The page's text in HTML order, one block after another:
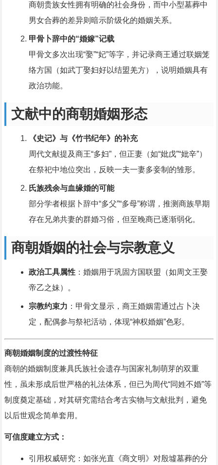
商朝贵族女性拥有明确的社会身份，而中小型墓葬中
男女合葬的差异则暗示阶级化的婚姻关系。
甲骨卜辞中的“婚嫁”记载
甲骨文多次出现“娶”“妃”等字，并记录商王通过联姻笼
络方国（如武丁娶妇好以结盟羌方），说明婚姻具有
政治功能。
文献中的商朝婚姻形态
《史记》与《竹书纪年》的补充
周代文献提及商王“多妇”，但正妻（如“妣戊”“妣辛”）
在祭祀中地位突出，反映一夫一妻多妾制的雏形。
氏族残余与血缘婚的可能
部分学者根据卜辞中“多父”“多母”称谓，推测商族早期
存在兄弟共妻的群婚习俗，但至晚商已逐渐弱化。
商朝婚姻的社会与宗教意义
政治工具属性：婚姻用于巩固方国联盟（如周文王娶
帝乙之妹）。
宗教约束力 ：甲骨文显示，商王婚姻需通过占卜决
定，配偶参与祭祀活动，体现“神权婚姻”色彩。
商朝婚姻制度的过渡性特征
商朝的婚姻制度兼具氏族社会遗存与国家礼制萌芽的双重
性，虽未形成后世严格的礼法体系，但已为周代“同姓不婚”等
制度奠定基础，对其研究需结合考古实物与文献批判，避免
以后世观念简单套用。
可信度建立方式：
引用权威研究：如张光直《商文明》对殷墟墓葬的分